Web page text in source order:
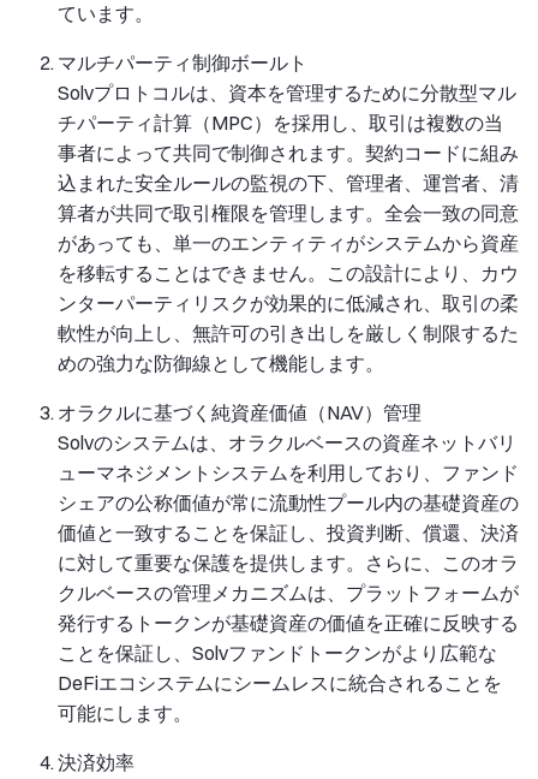
ています。
マルチパーティ制御ボールト
Solvプロトコルは、資本を管理するために分散型マル
チパーティ計算（MPC）を採用し、取引は複数の当
事者によって共同で制御されます。契約コードに組み
込まれた安全ルールの監視の下、管理者、運営者、清
算者が共同で取引権限を管理します。全会一致の同意
があっても、単一のエンティティがシステムから資産
を移転することはできません。この設計により、カウ
ンターパーティリスクが効果的に低減され、取引の柔
軟性が向上し、無許可の引き出しを厳しく制限するた
めの強力な防御線として機能します。
オラクルに基づく純資産価値（NAV）管理
Solvのシステムは、オラクルベースの資産ネットバリ
ューマネジメントシステムを利用しており、ファンド
シェアの公称価値が常に流動性プール内の基礎資産の
価値と一致することを保証し、投資判断、償還、決済
に対して重要な保護を提供します。さらに、このオラ
クルベースの管理メカニズムは、プラットフォームが
発行するトークンが基礎資産の価値を正確に反映する
ことを保証し、Solvファンドトークンがより広範な
DeFiエコシステムにシームレスに統合されることを
可能にします。
決済効率